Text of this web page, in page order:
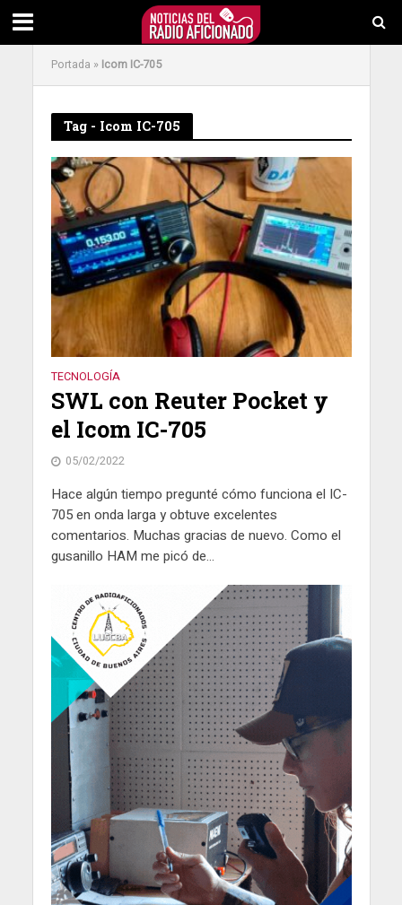
Portada » Icom IC-705
Tag - Icom IC-705
TECNOLOGÍA
SWL con Reuter Pocket y
el Icom IC-705
05/02/2022
Hace algún tiempo pregunté cómo funciona el IC-
705 en onda larga y obtuve excelentes
comentarios. Muchas gracias de nuevo. Como el
gusanillo HAM me picó de...